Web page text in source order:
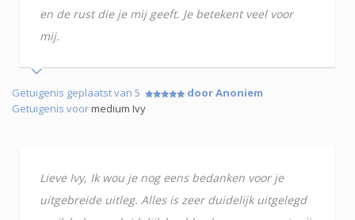
en de rust die je mij geeft. Je betekent veel voor
mij.
Getuigenis geplaatst van 5
door Anoniem
Getuigenis voormedium Ivy
Lieve Ivy, Ik wou je nog eens bedanken voor je
uitgebreide uitleg. Alles is zeer duidelijk uitgelegd